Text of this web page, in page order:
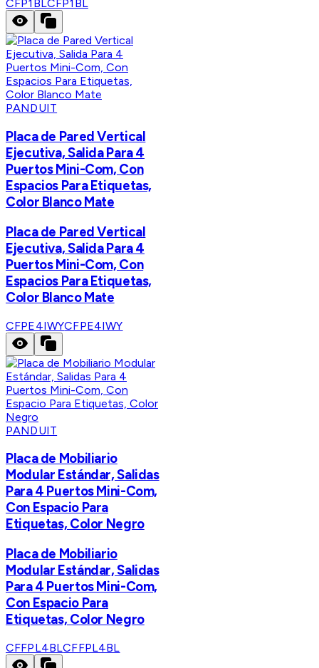
CFP1BLCFP1BL
PANDUIT
Placa de Pared Vertical
Ejecutiva, Salida Para 4
Puertos Mini-Com, Con
Espacios Para Etiquetas,
Color Blanco Mate
Placa de Pared Vertical
Ejecutiva, Salida Para 4
Puertos Mini-Com, Con
Espacios Para Etiquetas,
Color Blanco Mate
CFPE4IWYCFPE4IWY
PANDUIT
Placa de Mobiliario
Modular Estándar, Salidas
Para 4 Puertos Mini-Com,
Con Espacio Para
Etiquetas, Color Negro
Placa de Mobiliario
Modular Estándar, Salidas
Para 4 Puertos Mini-Com,
Con Espacio Para
Etiquetas, Color Negro
CFFPL4BLCFFPL4BL